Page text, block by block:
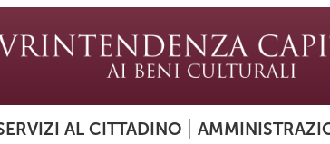
AL CITTADINO